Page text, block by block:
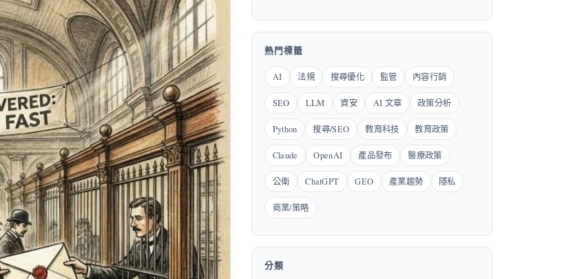
熱門標籤
AI 法規 搜尋優化 監管 內容行銷
SEO LLM 資安 AI 文章 政策分析
Python 搜尋/SEO 教育科技 教育政策
Claude OpenAI 產品發布 醫療政策
公衛 ChatGPT GEO 產業趨勢 隱私
商業/策略
分類